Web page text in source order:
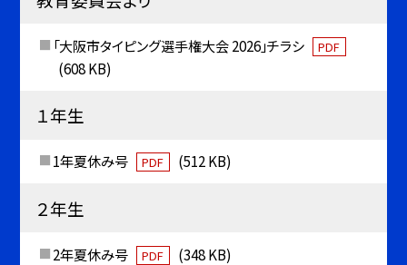
「大阪市タイピング選手権大会 2026」チラシ PDF
(608 KB)
１年生
1年夏休み号 PDF (512 KB)
２年生
2年夏休み号 PDF (348 KB)